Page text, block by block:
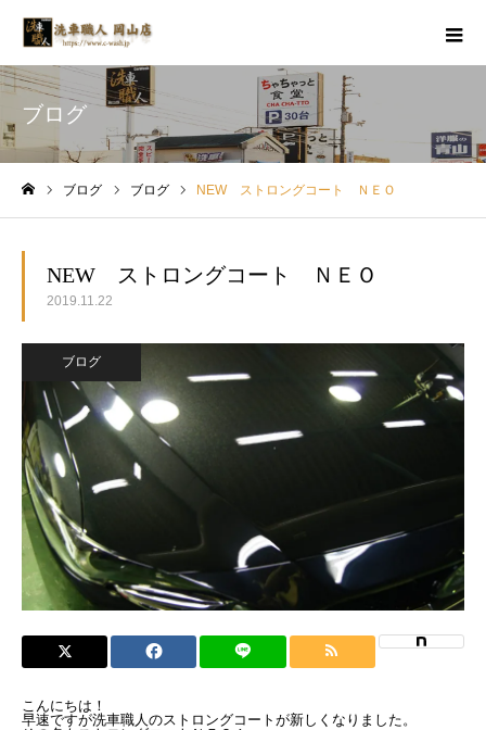
ブログ
ブログ ブログ NEW ストロングコート ＮＥＯ
NEW ストロングコート ＮＥＯ
2019.11.22
ブログ
こんにちは！
早速ですが洗車職人のストロングコートが新しくなりました。